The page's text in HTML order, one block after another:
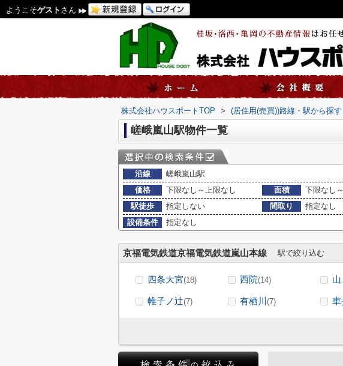
ようこそゲスト さん
株式会社ハウスポートTOP > (居住用(売買))路線・駅から探す
嵯峨嵐山駅物件一覧
沿線
嵯峨嵐山駅
価格
下限なし～上限なし 面積 下限なし
駅徒歩
指定しない 間取り
指定なし
設備条件
指定なし
京福電気鉄道京福電気鉄道嵐山本線 駅で絞り込む
四条大宮(18) 西院(14)
帷子ノ辻(7) 有栖川 (7) 車